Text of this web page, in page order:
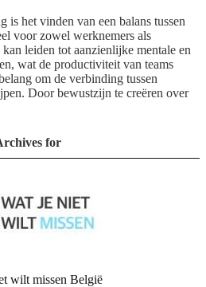
is het vinden van een balans tussen
voor zowel werknemers als
leiden tot aanzienlijke mentale en
wat de productiviteit van teams
om de verbinding tussen
Door bewustzijn te creëren over
for
wilt missen België